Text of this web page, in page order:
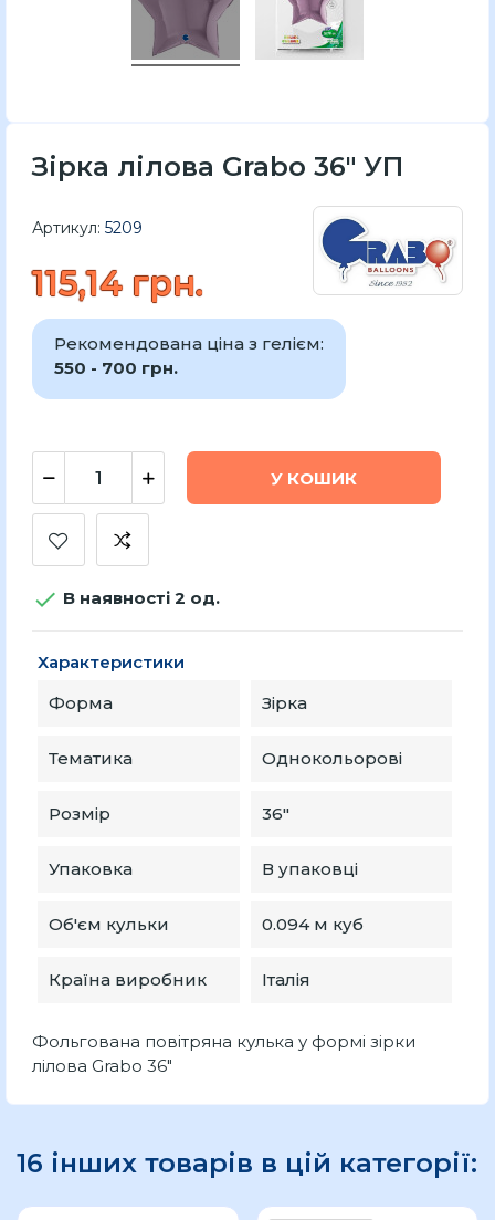
Зірка лілова Grabo 36″ УП
Артикул: 5209
115,14 грн.
Рекомендована ціна з гелієм:
550 - 700 грн.
У КОШИК
 В наявності 2 од.
Характеристики
Форма
Зірка
Тематика Однокольорові
Розмір 36″
Упаковка В упаковці
Об'єм кульки 0.094 м куб
Країна виробник Італія
Фольгована повітряна кулька у формі зірки
лілова Grabo 36″
16 інших товарів в цій категорії: